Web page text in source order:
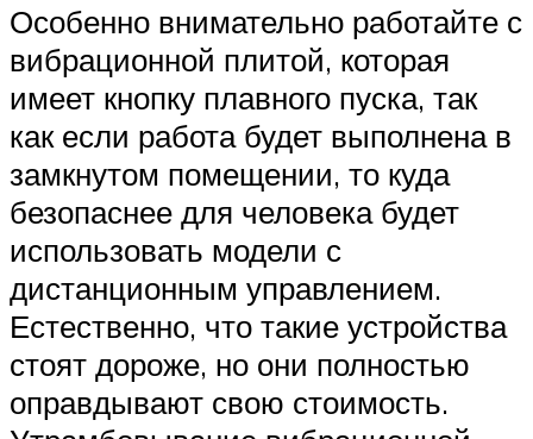
Особенно внимательно работайте с
вибрационной плитой, которая
имеет кнопку плавного пуска, так
как если работа будет выполнена в
замкнутом помещении, то куда
безопаснее для человека будет
использовать модели с
дистанционным управлением.
Естественно, что такие устройства
стоят дороже, но они полностью
оправдывают свою стоимость.